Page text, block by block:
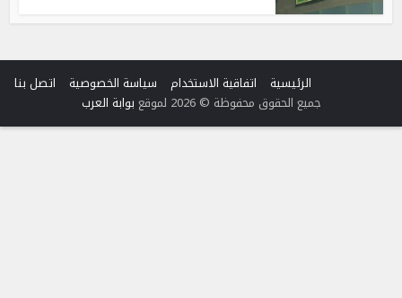
الرئيسية اتفاقية الاستخدام سياسة الخصوصية
اتصل بنا
جميع الحقوق محفوظة © 2026 لموقع
بوابة العرب